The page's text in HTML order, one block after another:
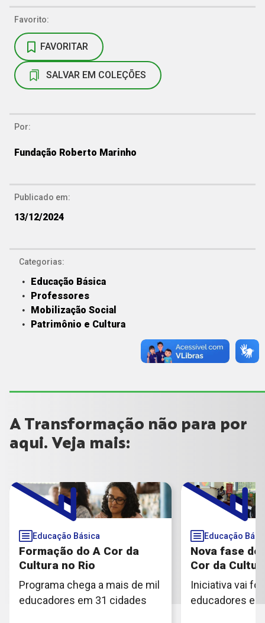
Favorito:
FAVORITAR
SALVAR EM COLEÇÕES
Por:
Fundação Roberto Marinho
Publicado em:
13/12/2024
Categorias:
Educação Básica
Professores
Mobilização Social
Patrimônio e Cultura
A Transformação não para por
aqui. Veja mais:
Educação Básica
Formação do A Cor da
Cultura no Rio
Programa chega a mais de mil
educadores em 31 cidades
Educação
Nova fase do
Cor da
Iniciativa vai
educadores